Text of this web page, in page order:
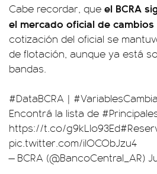
Cabe recordar, que el BCRA
el mercado oficial de cambios
cotización del oficial se
de flotación, aunque ya está
bandas.
#DataBCRA |
Encontrá la lista de
https://t.co/g9kLlo93Ed
pic.twitter.com/iIOCObJzu4
— BCRA (@BancoCentral_AR)